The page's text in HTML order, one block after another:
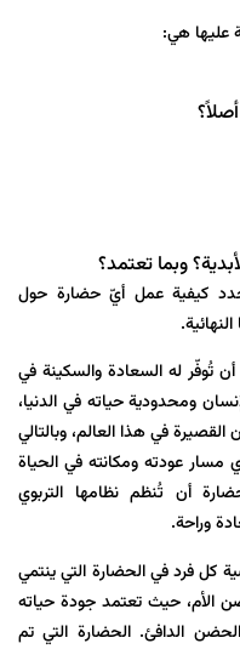
عليها هي:
وبما تعتمد؟
كيفية عمل أيّ حضارة حول
تُوفّر له السعادة والسكينة في
ومحدودية حياته في الدنيا،
في هذا العالم، وبالتالي
عودته ومكانته في الحياة
أن تُنظم نظامها التربوي
وراحة.
كل فرد في الحضارة التي ينتمي
الأم، حيث تعتمد جودة حياته
الحضن الدافئ. الحضارة التي تم